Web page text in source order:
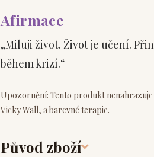
Afirmace
„Miluji život. Život je učení.
během krizí.“
Upozornění: Tento produkt
Vicky Wall, a barevné terapie.
Původ zboží